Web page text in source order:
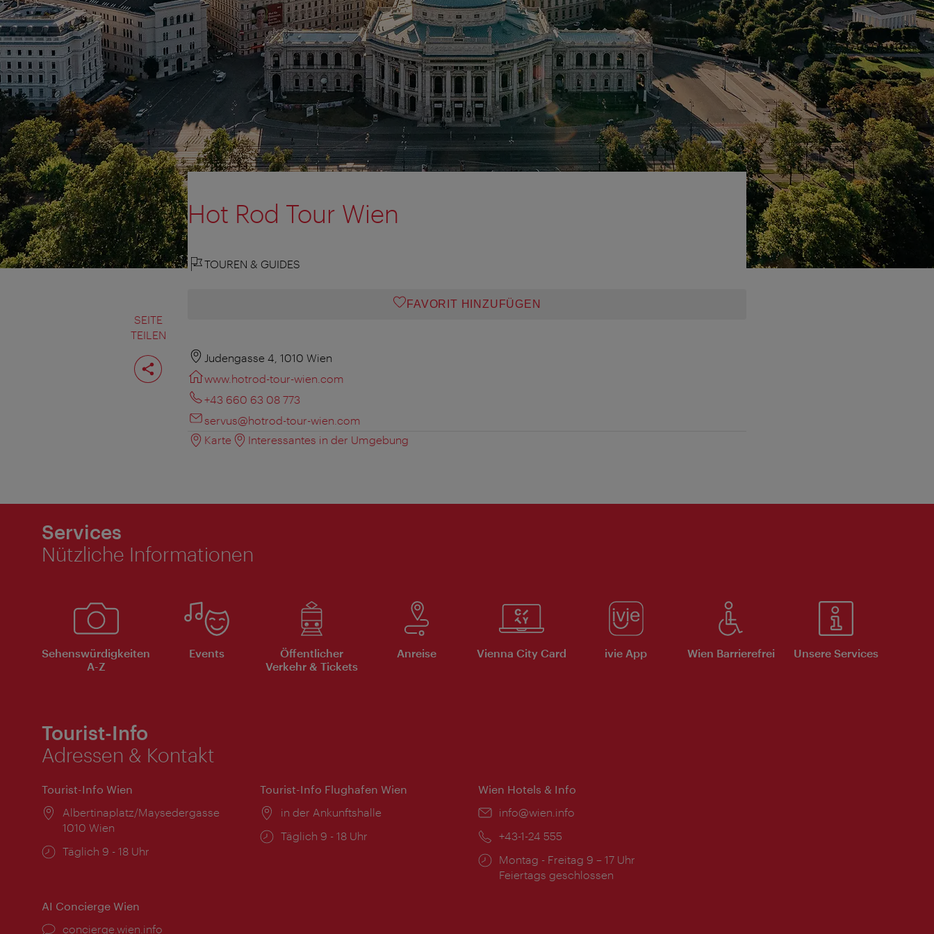
SEITE
TEILEN
Seite
teilen
Hot Rod Tour Wien
TOUREN & GUIDES
FAVORIT HINZUFÜGEN
Judengasse 4, 1010 Wien
www.hotrod-tour-wien.com
+43 660 63 08 773
servus@hotrod-tour-wien.com
Karte
Interessantes in der Umgebung
Services
Nützliche Informationen
Sehenswürdigkeiten
A-Z
Events
Öffentlicher
Verkehr & Tickets
Anreise Vienna City Card ivie App Wien Barrierefrei Unsere Services
Tourist-Info
Adressen & Kontakt
Tourist-Info Wien
Ort:
Albertinaplatz/Maysedergasse
1010 Wien
Öffnungszeiten:
Täglich 9 - 18 Uhr
Tourist-Info Flughafen Wien
Ort:
in der Ankunftshalle
Öffnungszeiten:
Täglich 9 - 18 Uhr
Wien Hotels & Info
Email:
info@wien.info
Telefon:
+43-1-24 555
Öffnungszeiten:
Montag - Freitag 9 – 17 Uhr
Feiertags geschlossen
AI Concierge Wien
Ort:
concierge.wien.info